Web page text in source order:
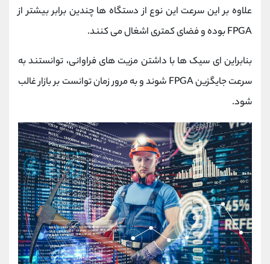
علاوه بر این سرعت این نوع از دستگاه ها چندین برابر بیشتر از
FPGA بوده و فضای کمتری اشغال می کنند.
بنابراین ای سیک ها با داشتن مزیت های فراوانی، توانستند به
سرعت جایگزین FPGA شوند و به مرور زمان توانست بر بازار غالب
شود.